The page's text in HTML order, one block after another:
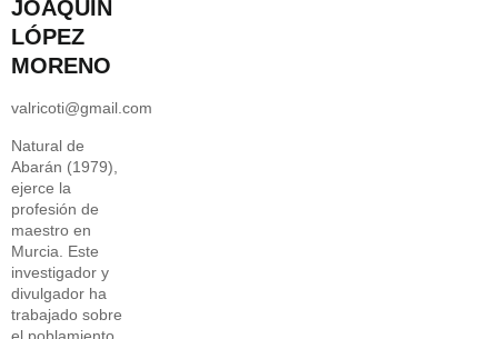
JOAQUÍN
LÓPEZ
MORENO
valricoti@gmail.com
Natural de
Abarán (1979),
ejerce la
profesión de
maestro en
Murcia. Este
investigador y
divulgador ha
trabajado sobre
el poblamiento